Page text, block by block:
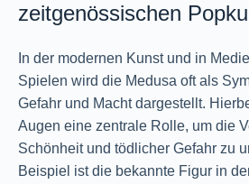
zeitgenössischen
In der modernen Kunst und in
Spielen wird die Medusa oft als
Gefahr und Macht dargestellt.
Augen eine zentrale Rolle, um die
Schönheit und tödlicher Gefahr zu
Beispiel ist die bekannte Figur in